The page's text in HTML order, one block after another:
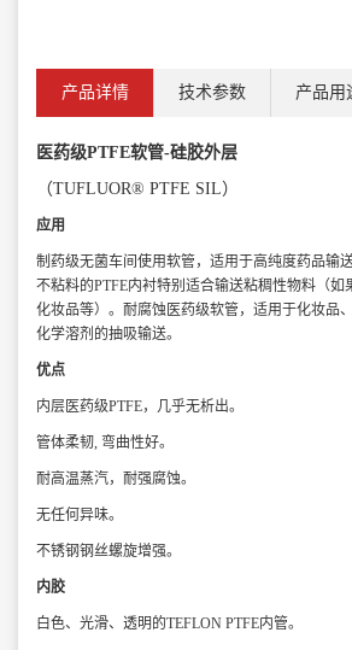
产品详情 技术参数 产品用
医药级PTFE软管-硅胶外层
（TUFLUOR® PTFE SIL）
应用
制药级无菌车间使用软管，适用于高纯度药品输
不粘料的PTFE内衬特别适合输送粘稠性物料（如
化妆品等）。耐腐蚀医药级软管，适用于化妆品
化学溶剂的抽吸输送。
优点
内层医药级PTFE，几乎无析出。
管体柔韧, 弯曲性好。
耐高温蒸汽，耐强腐蚀。
无任何异味。
不锈钢钢丝螺旋增强。
内胶
白色、光滑、透明的TEFLON PTFE内管。